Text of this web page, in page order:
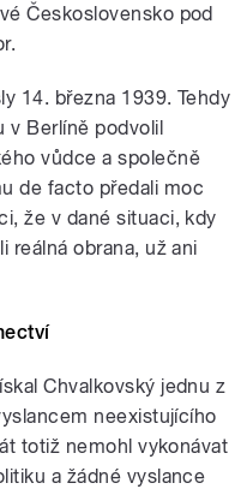
Československo pod
14. března 1939. Tehdy
v Berlíně podvolil
vůdce a společně
de facto předali moc
že v dané situaci, kdy
reálná obrana, už ani
Chvalkovský jednu z
neexistujícího
totiž nemohl vykonávat
a žádné vyslance